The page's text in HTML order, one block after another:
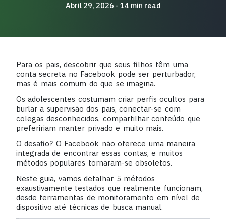
Abril 29, 2026 14 min read
Para os pais, descobrir que seus filhos têm uma
conta secreta no Facebook pode ser perturbador,
mas é mais comum do que se imagina.
Os adolescentes costumam criar perfis ocultos para
burlar a supervisão dos pais, conectar-se com
colegas desconhecidos, compartilhar conteúdo que
prefeririam manter privado e muito mais.
O desafio? O Facebook não oferece uma maneira
integrada de encontrar essas contas, e muitos
métodos populares tornaram-se obsoletos.
Neste guia, vamos detalhar 5 métodos
exaustivamente testados que realmente funcionam,
desde ferramentas de monitoramento em nível de
dispositivo até técnicas de busca manual.